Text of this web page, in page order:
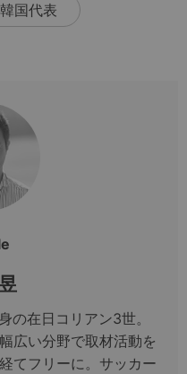
韓国代表
の在日コリアン3世。
広い分野で取材活動を
てフリーに。サッカー